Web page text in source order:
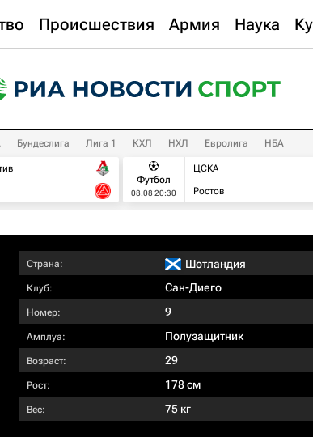
Происшествия Армия Наука
Бундеслига Лига 1 КХЛ НХЛ Евролига НБА
Футбол
08.08 20:30
ЦСКА
Ростов
Страна: Шотландия
Клуб: Сан-Диего
Номер: 9
Амплуа: Полузащитник
Возраст: 29
Рост: 178 см
Вес: 75 кг